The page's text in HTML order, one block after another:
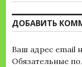
ДОБАВИТЬ
Ваш адрес email
Обязательные